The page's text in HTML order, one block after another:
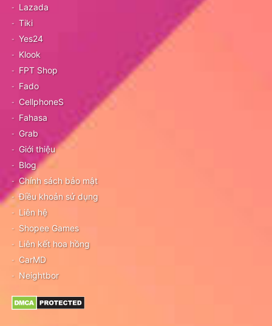
Lazada
Tiki
Yes24
Klook
FPT Shop
Fado
CellphoneS
Fahasa
Grab
Giới thiệu
Blog
Chính sách bảo mật
Điều khoản sử dụng
Liên hệ
Shopee Games
Liên kết hoa hồng
CarMD
Neightbor